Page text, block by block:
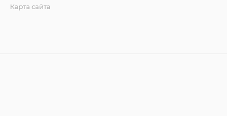
Карта сайта